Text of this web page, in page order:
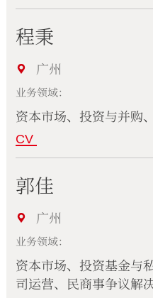
程秉
广州
业务领域：
资本市场、投资与并购
CV
郭佳
广州
业务领域：
资本市场、投资基金与
司运营、民商事争议解